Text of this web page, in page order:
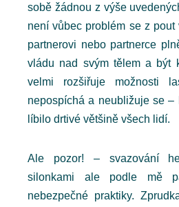
sobě žádnou z výše
není vůbec problém se z
partnerovi nebo partnerce
vládu nad svým tělem a být
velmi rozšiřuje možnosti
nepospíchá a neubližuje se –
líbilo drtivé většině všech lidí.
Ale pozor! – svazování
silonkami ale podle mě
nebezpečné praktiky.